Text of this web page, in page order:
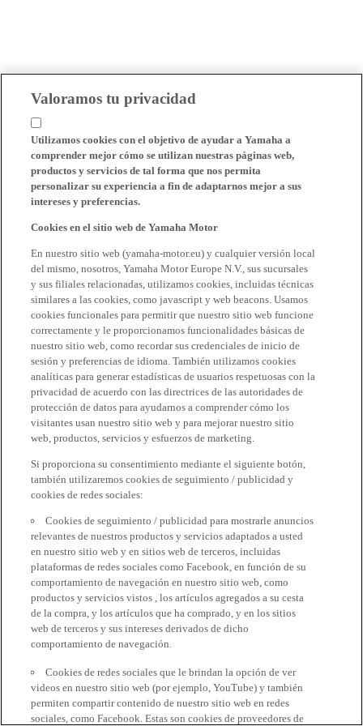
Valoramos tu privacidad
Utilizamos cookies con el objetivo de ayudar a Yamaha a
comprender mejor cómo se utilizan nuestras páginas web,
productos y servicios de tal forma que nos permita
personalizar su experiencia a fin de adaptarnos mejor a sus
intereses y preferencias.
Cookies en el sitio web de Yamaha Motor
En nuestro sitio web (yamaha-motor.eu) y cualquier versión local
del mismo, nosotros, Yamaha Motor Europe N.V., sus sucursales
y sus filiales relacionadas, utilizamos cookies, incluidas técnicas
similares a las cookies, como javascript y web beacons. Usamos
cookies funcionales para permitir que nuestro sitio web funcione
correctamente y le proporcionamos funcionalidades básicas de
nuestro sitio web, como recordar sus credenciales de inicio de
sesión y preferencias de idioma. También utilizamos cookies
analíticas para generar estadísticas de usuarios respetuosas con la
privacidad de acuerdo con las directrices de las autoridades de
protección de datos para ayudarnos a comprender cómo los
visitantes usan nuestro sitio web y para mejorar nuestro sitio
web, productos, servicios y esfuerzos de marketing.
Si proporciona su consentimiento mediante el siguiente botón,
también utilizaremos cookies de seguimiento / publicidad y
cookies de redes sociales:
Cookies de seguimiento / publicidad para mostrarle anuncios
relevantes de nuestros productos y servicios adaptados a usted
en nuestro sitio web y en sitios web de terceros, incluidas
plataformas de redes sociales como Facebook, en función de su
comportamiento de navegación en nuestro sitio web, como
productos y servicios vistos , los artículos agregados a su cesta
de la compra, y los artículos que ha comprado, y en los sitios
web de terceros y sus intereses derivados de dicho
comportamiento de navegación.
Cookies de redes sociales que le brindan la opción de ver
videos en nuestro sitio web (por ejemplo, YouTube) y también
permiten compartir contenido de nuestro sitio web en redes
sociales, como Facebook. Estas son cookies de proveedores de